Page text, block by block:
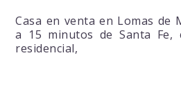
Casa en venta en Lomas de
a 15 minutos de Santa Fe,
residencial,